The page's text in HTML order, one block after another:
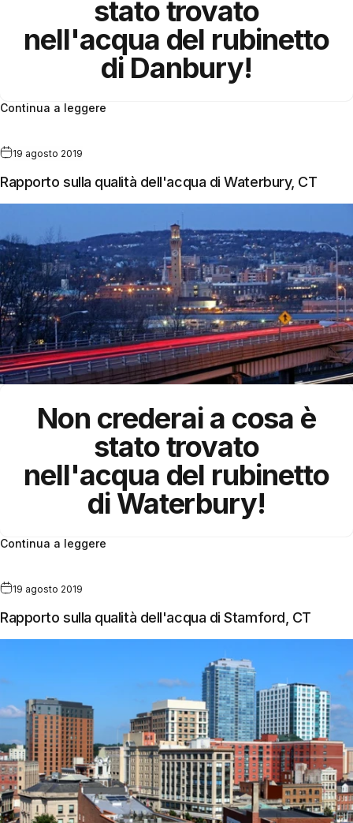
stato trovato
nell'acqua del rubinetto
di Danbury!
Continua a leggere
19 agosto 2019
Rapporto sulla qualità dell'acqua di Waterbury, CT
Non crederai a cosa è
stato trovato
nell'acqua del rubinetto
di Waterbury!
Continua a leggere
19 agosto 2019
Rapporto sulla qualità dell'acqua di Stamford, CT